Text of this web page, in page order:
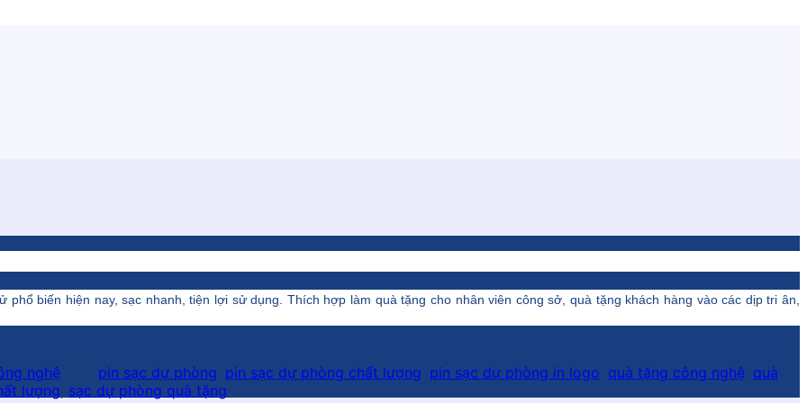
biến hiện nay, sạc nhanh, tiện lợi sử dụng. Thích hợp làm quà tặng cho nhân viên công sở, quà tặng khách hàng vào các dịp tri ân,
nghệ pin sạc dự phòng pin sạc dự phòng chất lượng pin sạc dự phòng in logo quà tặng công nghệ quà
lượng sạc dự phòng quà tặng